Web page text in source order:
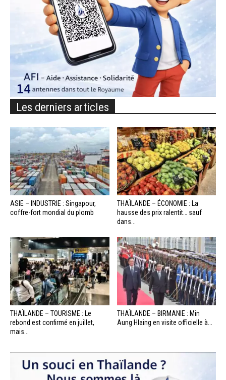
Les derniers articles
ASIE – INDUSTRIE : Singapour,
coffre-fort mondial du plomb
THAÏLANDE – ÉCONOMIE : La
hausse des prix ralentit… sauf
dans...
THAÏLANDE – TOURISME : Le
rebond est confirmé en juillet,
mais...
THAÏLANDE – BIRMANIE : Min
Aung Hlaing en visite officielle à...